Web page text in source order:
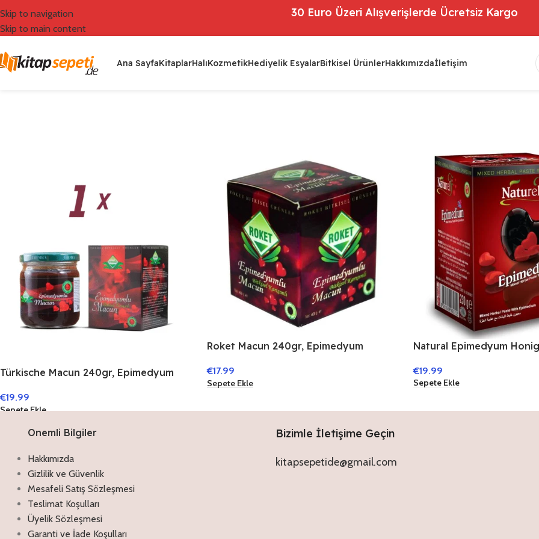
Skip to navigation
Skip to main content
30 Euro Üzeri Alışverişlerde Ücretsiz Kargo
Ana SayfaKitaplarHalıKozmetikHediyelik EsyalarBitkisel ÜrünlerHakkımızdaİletişim
Türkische Macun 240gr, Epimedyum
€19.99
Sepete Ekle
Roket Macun 240gr, Epimedyum
€17.99
Sepete Ekle
Natural Epimedyum
€19.99
Sepete Ekle
Onemli Bilgiler
Hakkımızda
Gizlilik ve Güvenlik
Mesafeli Satış Sözleşmesi
Teslimat Koşulları
Üyelik Sözleşmesi
Garanti ve İade Koşulları
Bizimle İletişime Geçin
kitapsepetide@gmail.com